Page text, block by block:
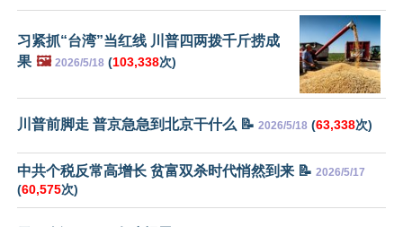
习紧抓“台湾”当红线 川普四两拨千斤捞成
果 🖼️ 2026/5/18 (103,338次)
川普前脚走 普京急急到北京干什么 📝 2026/5/18 (63,338次)
中共个税反常高增长 贫富双杀时代悄然到来 📝 2026/5/17
(60,575次)